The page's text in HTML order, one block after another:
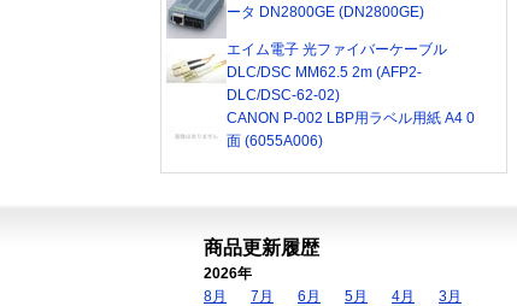
ータ DN2800GE (DN2800GE)
エイム電子 光ファイバーケーブル
DLC/DSC MM62.5 2m (AFP2-
DLC/DSC-62-02)
CANON P-002 LBP用ラベル用紙 A4 0
面 (6055A006)
商品更新履歴
2026年
8月
7月 6月 5月 4月
3月